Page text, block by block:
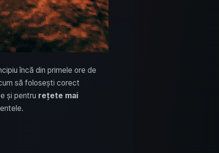
încă din primele ore de
să folosești corect
și pentru rețete mai